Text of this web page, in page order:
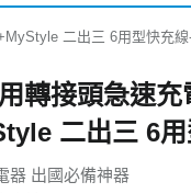
二出三 6用型快充線
轉接頭急速
二出三 6
器 出國必備神器